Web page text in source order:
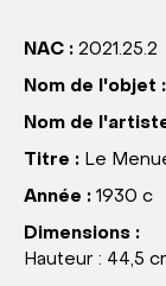
NAC : 2021.25.2
Nom de l'objet :
Nom de
Titre : Le
Année : 1930 c
Dimensions :
Hauteur : 44,5